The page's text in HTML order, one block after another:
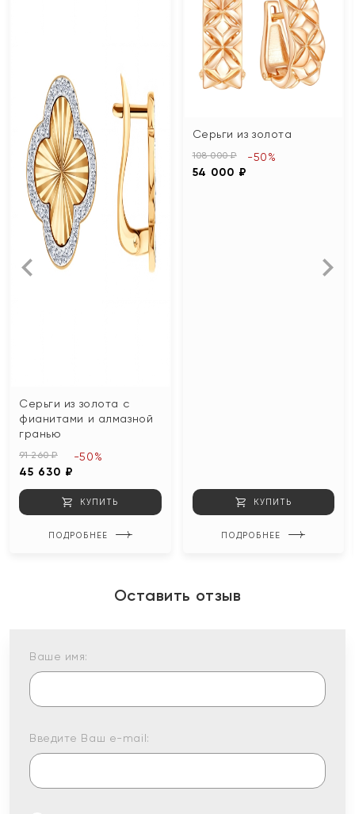
Серьги из золота с
фианитами и алмазной
гранью
91 260 ₽
45 630 ₽
-50%
КУПИТЬ
ПОДРОБНЕЕ
Серьги из золота
108 000 ₽
54 000 ₽
-50%
КУПИТЬ
ПОДРОБНЕЕ
Оставить отзыв
Ваше имя:
Введите Ваш e-mail: